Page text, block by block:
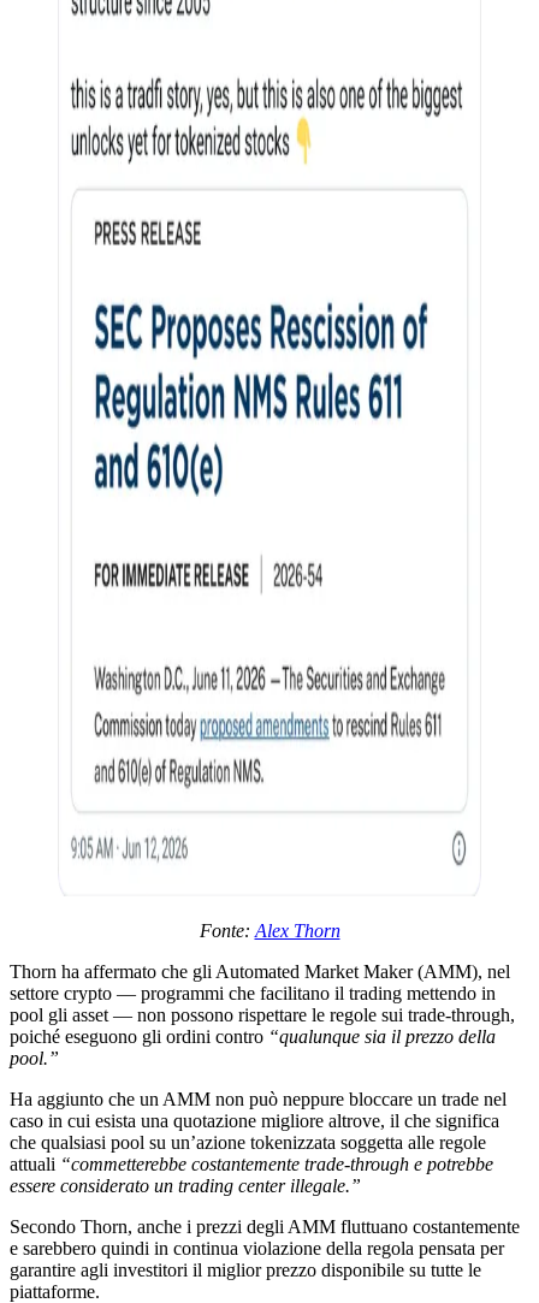
Fonte: Alex Thorn
Thorn ha affermato che gli Automated Market Maker (AMM), nel
settore crypto — programmi che facilitano il trading mettendo in
pool gli asset — non possono rispettare le regole sui trade-through,
poiché eseguono gli ordini contro “qualunque sia il prezzo della
pool.”
Ha aggiunto che un AMM non può neppure bloccare un trade nel
caso in cui esista una quotazione migliore altrove, il che significa
che qualsiasi pool su un’azione tokenizzata soggetta alle regole
attuali “commetterebbe costantemente trade-through e potrebbe
essere considerato un trading center illegale.”
Secondo Thorn, anche i prezzi degli AMM fluttuano costantemente
e sarebbero quindi in continua violazione della regola pensata per
garantire agli investitori il miglior prezzo disponibile su tutte le
piattaforme.